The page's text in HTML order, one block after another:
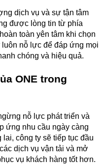
dịch vụ và sự tận tâm
được lòng tin từ phía
toàn yên tâm khi chọn
nỗ lực để đáp ứng mọi
chóng và hiệu quả.
ONE trong
nỗ lực phát triển và
ứng nhu cầu ngày càng
công ty sẽ tiếp tục đầu
dịch vụ vận tải và mở
vụ khách hàng tốt hơn.